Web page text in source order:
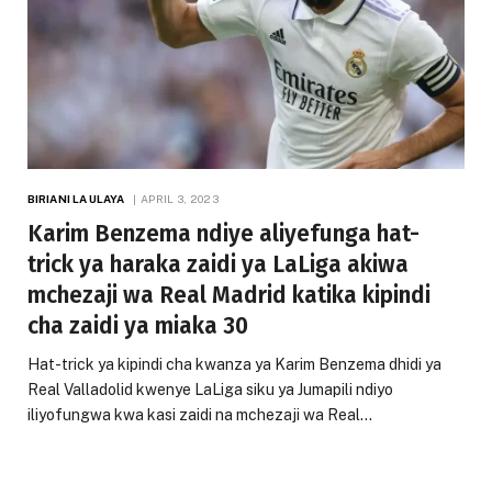
BIRIANI LA ULAYA APRIL 3, 2023
Karim Benzema ndiye aliyefunga hat-
trick ya haraka zaidi ya LaLiga akiwa
mchezaji wa Real Madrid katika kipindi
cha zaidi ya miaka 30
Hat-trick ya kipindi cha kwanza ya Karim Benzema dhidi ya
Real Valladolid kwenye LaLiga siku ya Jumapili ndiyo
iliyofungwa kwa kasi zaidi na mchezaji wa Real…